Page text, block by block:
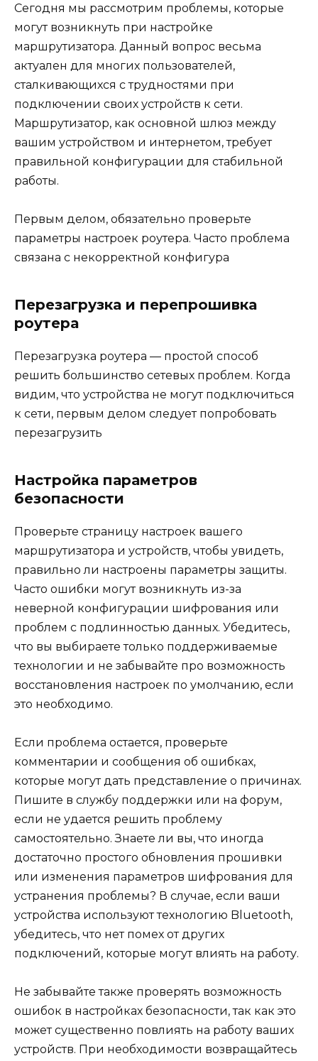
Сегодня мы рассмотрим проблемы, которые
могут возникнуть при настройке
маршрутизатора. Данный вопрос весьма
актуален для многих пользователей,
сталкивающихся с трудностями при
подключении своих устройств к сети.
Маршрутизатор, как основной шлюз между
вашим устройством и интернетом, требует
правильной конфигурации для стабильной
работы.
Первым делом, обязательно проверьте
параметры настроек роутера. Часто проблема
связана с некорректной конфигура
Перезагрузка и перепрошивка
роутера
Перезагрузка роутера — простой способ
решить большинство сетевых проблем. Когда
видим, что устройства не могут подключиться
к сети, первым делом следует попробовать
перезагрузить
Настройка параметров
безопасности
Проверьте страницу настроек вашего
маршрутизатора и устройств, чтобы увидеть,
правильно ли настроены параметры защиты.
Часто ошибки могут возникнуть из-за
неверной конфигурации шифрования или
проблем с подлинностью данных. Убедитесь,
что вы выбираете только поддерживаемые
технологии и не забывайте про возможность
восстановления настроек по умолчанию, если
это необходимо.
Если проблема остается, проверьте
комментарии и сообщения об ошибках,
которые могут дать представление о причинах.
Пишите в службу поддержки или на форум,
если не удается решить проблему
самостоятельно. Знаете ли вы, что иногда
достаточно простого обновления прошивки
или изменения параметров шифрования для
устранения проблемы? В случае, если ваши
устройства используют технологию Bluetooth,
убедитесь, что нет помех от других
подключений, которые могут влиять на работу.
Не забывайте также проверять возможность
ошибок в настройках безопасности, так как это
может существенно повлиять на работу ваших
устройств. При необходимости возвращайтесь